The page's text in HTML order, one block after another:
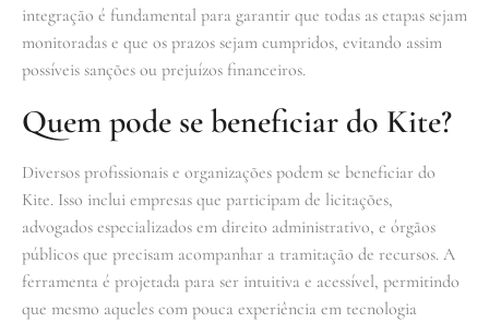
integração é fundamental para garantir que todas as etapas sejam
monitoradas e que os prazos sejam cumpridos, evitando assim
possíveis sanções ou prejuízos financeiros.
Quem pode se beneficiar do Kite?
Diversos profissionais e organizações podem se beneficiar do
Kite. Isso inclui empresas que participam de licitações,
advogados especializados em direito administrativo, e órgãos
públicos que precisam acompanhar a tramitação de recursos. A
ferramenta é projetada para ser intuitiva e acessível, permitindo
que mesmo aqueles com pouca experiência em tecnologia